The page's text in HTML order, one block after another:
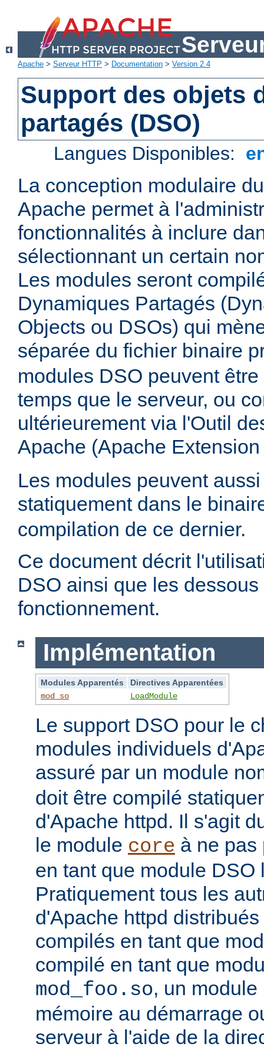
Apache > Serveur HTTP > Documentation > Version 2.4
Support des objets
partagés (DSO)
Langues Disponibles:
La conception modulaire
Apache permet à
fonctionnalités à inclure
sélectionnant un certain
Les modules seront
Dynamiques Partagés
Objects ou DSOs) qui
séparée du fichier binaire
modules DSO peuvent
temps que le serveur, ou
ultérieurement via l'Outil
Apache (Apache
Les modules peuvent
statiquement dans le
compilation de ce dernier.
Ce document décrit
DSO ainsi que les
fonctionnement.
Implémentation
Modules Apparentés
Directives Apparentées
mod_so
LoadModule
Le support DSO pour le
modules individuels
assuré par un module
doit être compilé
d'Apache httpd. Il s'agit
le module core à ne pas
en tant que module DSO
Pratiquement tous les
d'Apache httpd
compilés en tant que
compilé en tant que
mod_foo.so, un
mémoire au démarrage
serveur à l'aide de la